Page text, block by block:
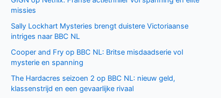
missies
Sally Lockhart Mysteries brengt duistere Victoriaanse
intriges naar BBC NL
Cooper and Fry op BBC NL: Britse misdaadserie vol
mysterie en spanning
The Hardacres seizoen 2 op BBC NL: nieuw geld,
klassenstrijd en een gevaarlijke rivaal